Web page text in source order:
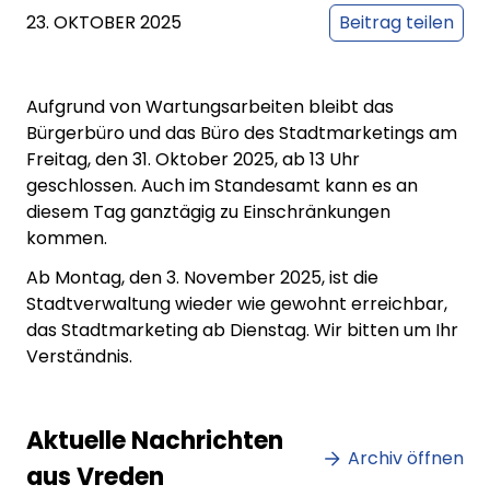
23. OKTOBER 2025 Beitrag teilen
Aufgrund von Wartungsarbeiten bleibt das
Bürgerbüro und das Büro des Stadtmarketings am
Freitag, den 31. Oktober 2025, ab 13 Uhr
geschlossen. Auch im Standesamt kann es an
diesem Tag ganztägig zu Einschränkungen
kommen.
Ab Montag, den 3. November 2025, ist die
Stadtverwaltung wieder wie gewohnt erreichbar,
das Stadtmarketing ab Dienstag. Wir bitten um Ihr
Verständnis.
Aktuelle Nachrichten
aus Vreden
Archiv öffnen
Lorem ipsum Lorem ipsum